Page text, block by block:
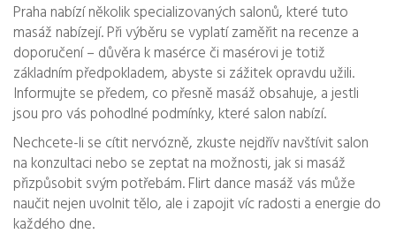
Praha nabízí několik specializovaných salonů, které tuto
masáž nabízejí. Při výběru se vyplatí zaměřit na recenze a
doporučení – důvěra k masérce či masérovi je totiž
základním předpokladem, abyste si zážitek opravdu užili.
Informujte se předem, co přesně masáž obsahuje, a jestli
jsou pro vás pohodlné podmínky, které salon nabízí.
Nechcete-li se cítit nervózně, zkuste nejdřív navštívit salon
na konzultaci nebo se zeptat na možnosti, jak si masáž
přizpůsobit svým potřebám. Flirt dance masáž vás může
naučit nejen uvolnit tělo, ale i zapojit víc radosti a energie do
každého dne.